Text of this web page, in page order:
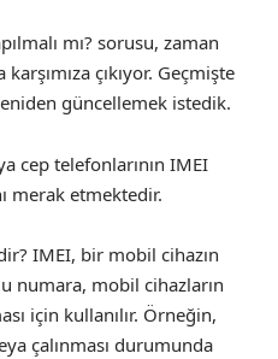
mı? sorusu, zaman
çıkıyor. Geçmişte
güncellemek istedik.
cep telefonlarının IMEI
merak etmektedir.
IMEI, bir mobil cihazın
numara, mobil cihazların
için kullanılır. Örneğin,
çalınması durumunda